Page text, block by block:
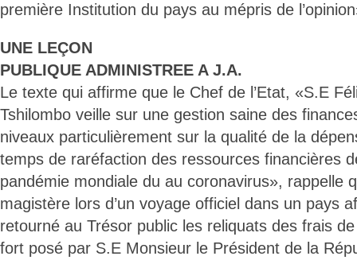
première Institution du pays au mépris de
UNE LEÇON
PUBLIQUE ADMINISTREE A J.A.
Le texte qui affirme que le Chef de l’Etat, «S.E
Tshilombo veille sur une gestion saine des
niveaux particulièrement sur la qualité de la
temps de raréfaction des ressources financières
pandémie mondiale du au coronavirus», rappelle
magistère lors d’un voyage officiel dans un pays
retourné au Trésor public les reliquats des frais
fort posé par S.E Monsieur le Président de la